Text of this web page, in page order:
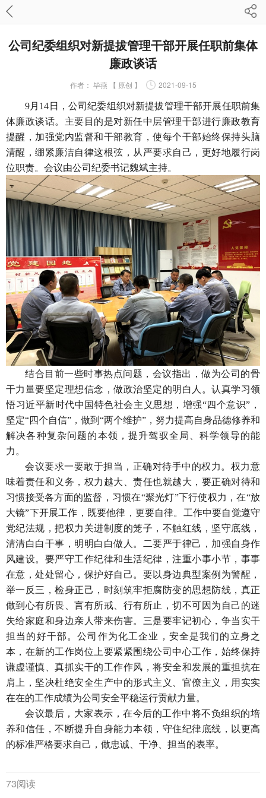
公司纪委组织对新提拔管理干部开展任职前集体
廉政谈话
作者： 毕燕 【 原创 】 2021-09-15
9月14日，公司纪委组织对新提拔管理干部开展任职前集
体廉政谈话。主要目的是对新任中层管理干部进行廉政教育
提醒，加强党内监督和干部教育，使每个干部始终保持头脑
清醒，绷紧廉洁自律这根弦，从严要求自己，更好地履行岗
位职责。会议由公司纪委书记魏斌主持。
结合目前一些时事热点问题，会议指出，做为公司的骨
干力量要坚定理想信念，做政治坚定的明白人。认真学习领
悟习近平新时代中国特色社会主义思想，增强“四个意识”，
坚定“四个自信”，做到“两个维护”，努力提高自身品德修养和
解决各种复杂问题的本领，提升驾驭全局、科学领导的能
力。
会议要求一要敢于担当，正确对待手中的权力。权力意
味着责任和义务，权力越大、责任也就越大，要正确对待和
习惯接受各方面的监督，习惯在“聚光灯”下行使权力，在“放
大镜”下开展工作，既要他律，更要自律。工作中要自觉遵守
党纪法规，把权力关进制度的笼子，不触红线，坚守底线，
清清白白干事，明明白白做人。二要严于律己，加强自身作
风建设。要严守工作纪律和生活纪律，注重小事小节，事事
在意，处处留心，保护好自己。要以身边典型案例为警醒，
举一反三，检身正己，时刻筑牢拒腐防变的思想防线，真正
做到心有所畏、言有所戒、行有所止，切不可因为自己的迷
失给家庭和身边亲人带来伤害。三是要牢记初心，争当实干
担当的好干部。公司作为化工企业，安全是我们的立身之
本，在新的工作岗位上要紧紧围绕公司中心工作，始终保持
谦虚谨慎、真抓实干的工作作风，将安全和发展的重担抗在
肩上，坚决杜绝安全生产中的形式主义、官僚主义，用实实
在在的工作成绩为公司安全平稳运行贡献力量。
会议最后，大家表示，在今后的工作中将不负组织的培
养和信任，不断提升自身能力本领，守住纪律底线，以更高
的标准严格要求自己，做忠诚、干净、担当的表率。
73阅读